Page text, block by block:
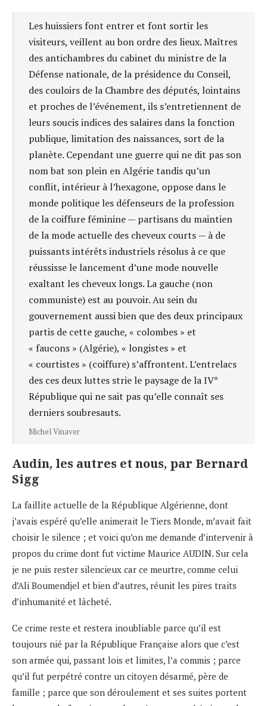
Les huissiers font entrer et font sortir les
visiteurs, veillent au bon ordre des lieux. Maîtres
des antichambres du cabinet du ministre de la
Défense nationale, de la présidence du Conseil,
des couloirs de la Chambre des députés, lointains
et proches de l’événement, ils s’entretiennent de
leurs soucis indices des salaires dans la fonction
publique, limitation des naissances, sort de la
planète. Cependant une guerre qui ne dit pas son
nom bat son plein en Algérie tandis qu’un
conflit, intérieur à l’hexagone, oppose dans le
monde politique les défenseurs de la profession
de la coiffure féminine — partisans du maintien
de la mode actuelle des cheveux courts — à de
puissants intérêts industriels résolus à ce que
réussisse le lancement d’une mode nouvelle
exaltant les cheveux longs. La gauche (non
communiste) est au pouvoir. Au sein du
gouvernement aussi bien que des deux principaux
partis de cette gauche, « colombes » et
« faucons » (Algérie), « longistes » et
« courtistes » (coiffure) s’affrontent. L’entrelacs
des ces deux luttes strie le paysage de la IV*
République qui ne sait pas qu’elle connaît ses
derniers soubresauts.
Michel Vinaver
Audin, les autres et nous, par Bernard
Sigg
La faillite actuelle de la République Algérienne, dont
j’avais espéré qu’elle animerait le Tiers Monde, m’avait fait
choisir le silence ; et voici qu’on me demande d’intervenir à
propos du crime dont fut victime Maurice AUDIN. Sur cela
je ne puis rester silencieux car ce meurtre, comme celui
d’Ali Boumendjel et bien d’autres, réunit les pires traits
d’inhumanité et lâcheté.
Ce crime reste et restera inoubliable parce qu’il est
toujours nié par la République Française alors que c’est
son armée qui, passant lois et limites, l’a commis ; parce
qu’il fut perpétré contre un citoyen désarmé, père de
famille ; parce que son déroulement et ses suites portent